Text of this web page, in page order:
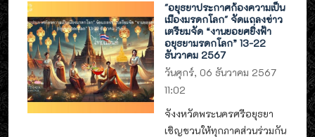
"อยุธยาประกาศก้องความเป็น
เมืองมรดกโลก" จัดแถลงข่าว
เตรียมจัด “งานยอยศยิ่งฟ้า
อยุธยามรดกโลก” 13-22
ธันวาคม 2567
วันศุกร์, 06 ธันวาคม 2567
11:02
จังงหวัดพระนครศรีอยุธยา
เชิญชวนให้ทุกภาคส่วนร่วมกัน